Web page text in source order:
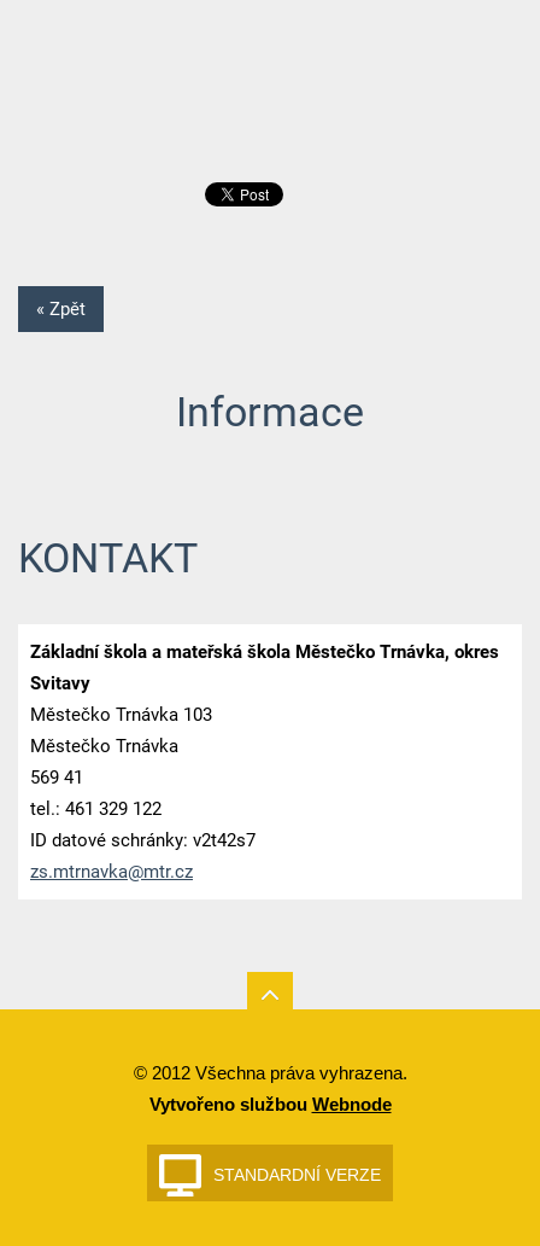
« Zpět
Informace
KONTAKT
Základní škola a mateřská škola Městečko Trnávka, okres
Svitavy
Městečko Trnávka 103
Městečko Trnávka
569 41
tel.: 461 329 122
ID datové schránky: v2t42s7
zs.mtrnavka@mtr.cz
© 2012 Všechna práva vyhrazena.
Vytvořeno službou Webnode
STANDARDNÍ VERZE